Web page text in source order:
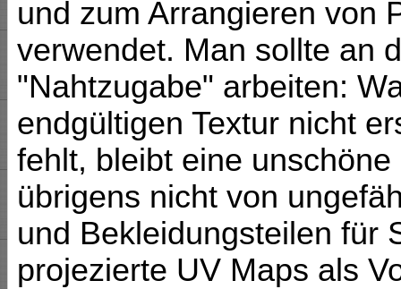
und zum Arrangieren von
verwendet. Man sollte an
"Nahtzugabe" arbeiten:
endgültigen Textur nicht
fehlt, bleibt eine
übrigens nicht von
und Bekleidungsteilen für
projezierte UV Maps als